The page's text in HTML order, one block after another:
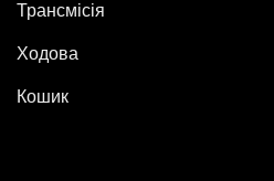
Трансмісія
Ходова
Кошик